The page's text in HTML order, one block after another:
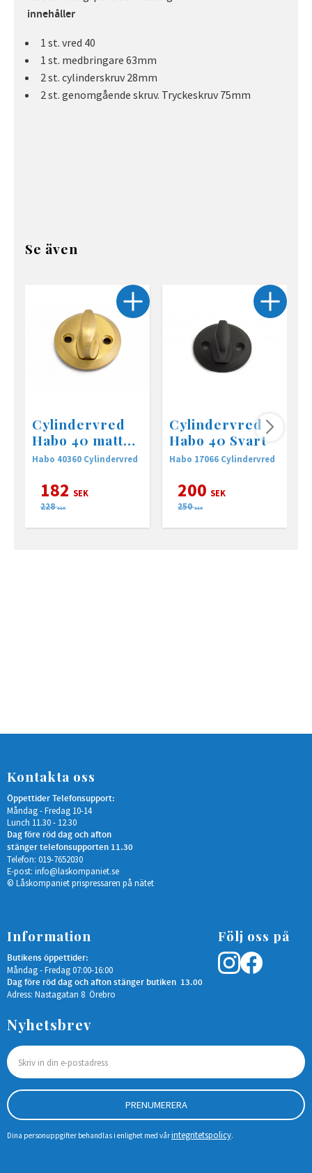
innehåller
1 st. vred 40
1 st. medbringare 63mm
2 st. cylinderskruv 28mm
2 st. genomgående skruv. Tryckeskruv 75mm
Se även
Cylindervred
Habo 40 matt
mässing
Habo 40360 Cylindervred
182 SEK
228 SEK
Cylindervred
Habo 40 Svart
Habo 17066 Cylindervred
200 SEK
250 SEK
Kontakta oss
Öppettider Telefonsupport:
Måndag - Fredag 10-14
Lunch 11.30 - 12.30
Dag före röd dag och afton
stänger telefonsupporten 11.30
Telefon: 019-7652030
E-post: info@laskompaniet.se
© Låskompaniet prispressaren på nätet
Information
Butikens öppettider:
Måndag - Fredag 07:00-16:00
Dag före röd dag och afton stänger butiken 13.00
Adress: Nastagatan 8 Örebro
Följ oss på
Nyhetsbrev
PRENUMERERA
Dina personuppgifter behandlas i enlighet med vårintegritetspolicy.